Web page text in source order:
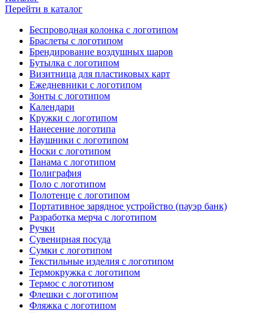
Перейти в каталог
Беспроводная колонка с логотипом
Браслеты с логотипом
Брендирование воздушных шаров
Бутылка с логотипом
Визитница для пластиковых карт
Ежедневники с логотипом
Зонты с логотипом
Календари
Кружки с логотипом
Нанесение логотипа
Наушники с логотипом
Носки с логотипом
Панама с логотипом
Полиграфия
Поло с логотипом
Полотенце с логотипом
Портативное зарядное устройство (пауэр банк)
Разработка мерча с логотипом
Ручки
Сувенирная посуда
Сумки с логотипом
Текстильные изделия с логотипом
Термокружка с логотипом
Термос с логотипом
Флешки с логотипом
Фляжка с логотипом